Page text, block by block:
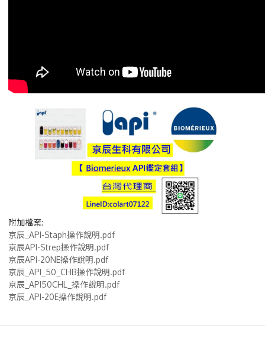
附加檔案:
京辰_API-Staph操作說明.pdf
京辰API-Strep操作說明.pdf
京辰API-20NE操作說明.pdf
京辰_API_50_CHB操作說明.pdf
京辰_API50CHL_操作說明.pdf
京辰_API-20E操作說明.pdf